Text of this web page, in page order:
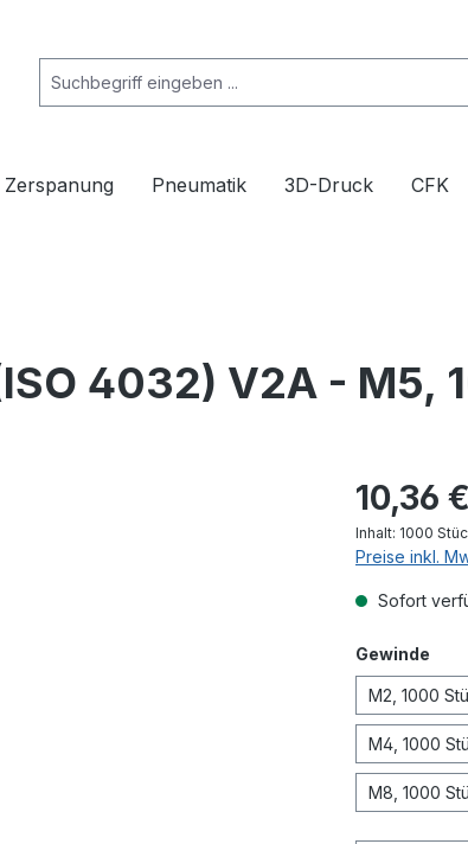
Zerspanung Pneumatik 3D-Druck CFK
4032) V2A - M5,
10,36
Inhalt: 1000
Preise inkl.
Sofort
Gewinde
M2, 1000
M4, 1000
M8, 1000